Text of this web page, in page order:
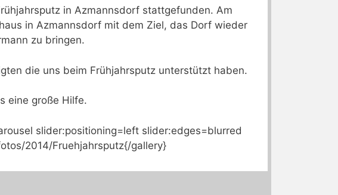
in Azmannsdorf stattgefunden. Am
in Azmannsdorf mit dem Ziel, das Dorf wieder
zu bringen.
die uns beim Frühjahrsputz unterstützt haben.
eine große Hilfe.
slider:positioning=left slider:edges=blurred
2014/Fruehjahrsputz{/gallery}